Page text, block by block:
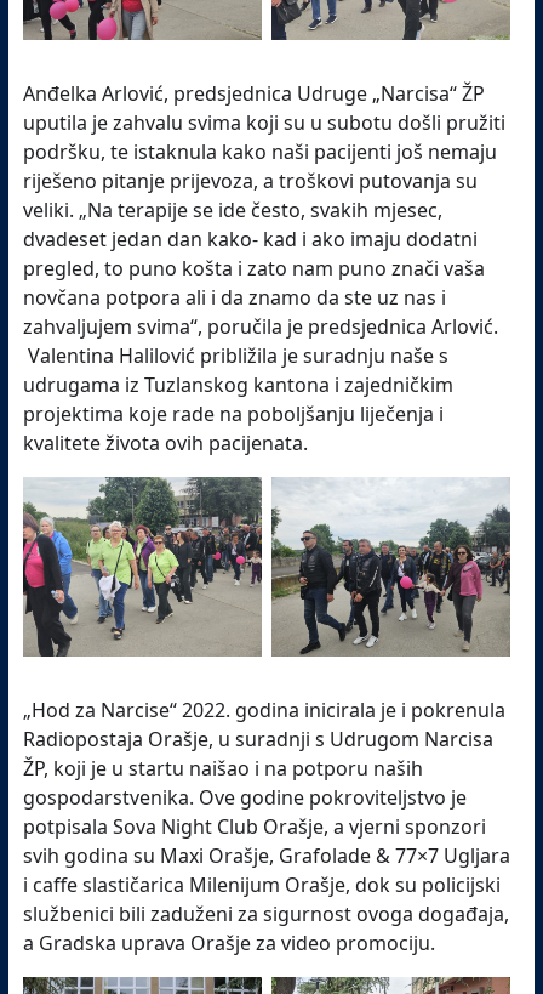
Anđelka Arlović, predsjednica Udruge „Narcisa“ ŽP
uputila je zahvalu svima koji su u subotu došli pružiti
podršku, te istaknula kako naši pacijenti još nemaju
riješeno pitanje prijevoza, a troškovi putovanja su
veliki. „Na terapije se ide često, svakih mjesec,
dvadeset jedan dan kako- kad i ako imaju dodatni
pregled, to puno košta i zato nam puno znači vaša
novčana potpora ali i da znamo da ste uz nas i
zahvaljujem svima“, poručila je predsjednica Arlović.
Valentina Halilović približila je suradnju naše s
udrugama iz Tuzlanskog kantona i zajedničkim
projektima koje rade na poboljšanju liječenja i
kvalitete života ovih pacijenata.
„Hod za Narcise“ 2022. godina inicirala je i pokrenula
Radiopostaja Orašje, u suradnji s Udrugom Narcisa
ŽP, koji je u startu naišao i na potporu naših
gospodarstvenika. Ove godine pokroviteljstvo je
potpisala Sova Night Club Orašje, a vjerni sponzori
svih godina su Maxi Orašje, Grafolade & 77×7 Ugljara
i caffe slastičarica Milenijum Orašje, dok su policijski
službenici bili zaduženi za sigurnost ovoga događaja,
a Gradska uprava Orašje za video promociju.